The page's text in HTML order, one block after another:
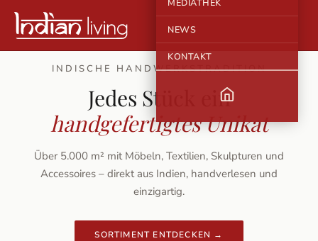
MEDIATHEK
NEWS
KONTAKT
INDISCHE HANDWERKSTRADITION
Jedes Stück ein
handgefertigtes Unikat
Über 5.000 m² mit Möbeln, Textilien, Skulpturen und
Accessoires – direkt aus Indien, handverlesen und
einzigartig.
SORTIMENT ENTDECKEN →